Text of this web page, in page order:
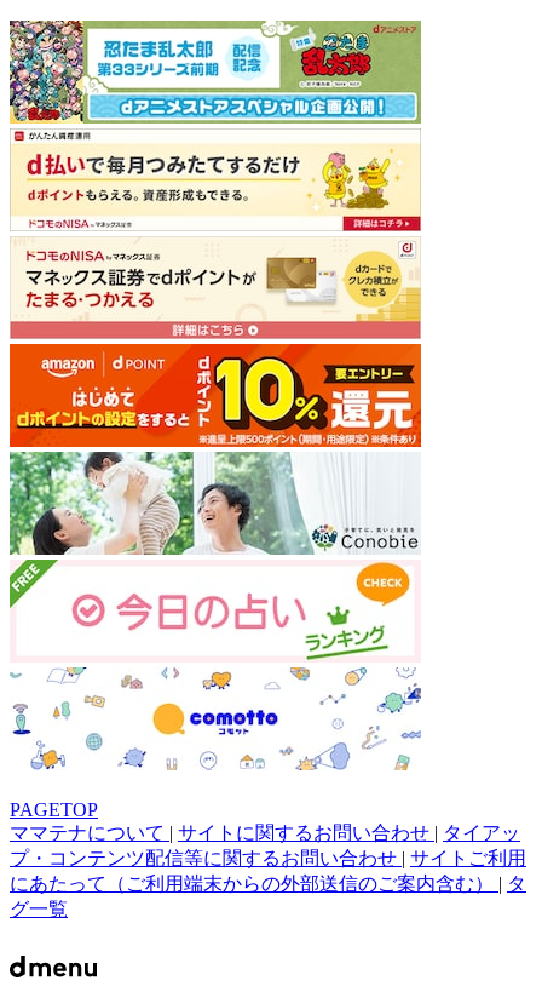
PAGETOP
ママテナについて | サイトに関するお問い合わせ | タイアッ
プ・コンテンツ配信等に関するお問い合わせ | サイトご利用
にあたって（ご利用端末からの外部送信のご案内含む） | タ
グ一覧